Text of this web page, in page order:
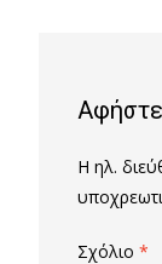
Η ηλ.
Σχόλιο *